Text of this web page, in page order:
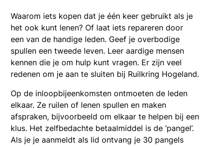
Waarom iets kopen dat je één keer gebruikt als je
het ook kunt lenen? Of laat iets repareren door
een van de handige leden. Geef je overbodige
spullen een tweede leven. Leer aardige mensen
kennen die je om hulp kunt vragen. Er zijn veel
redenen om je aan te sluiten bij Ruilkring Hogeland.
Op de inloopbijeenkomsten ontmoeten de leden
elkaar. Ze ruilen of lenen spullen en maken
afspraken, bijvoorbeeld om elkaar te helpen bij een
klus. Het zelfbedachte betaalmiddel is de ‘pangel’.
Als je je aanmeldt als lid ontvang je 30 pangels